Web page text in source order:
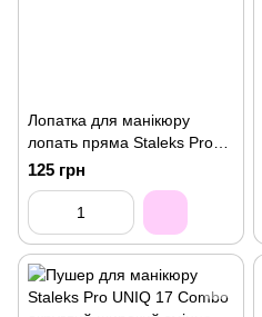
Лопатка для манікюру
лопать пряма Staleks Pro
Combo UNIQ 15 змінна
частина лопатки
125 грн